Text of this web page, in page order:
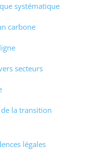
systématique
carbone
secteurs
la transition
légales